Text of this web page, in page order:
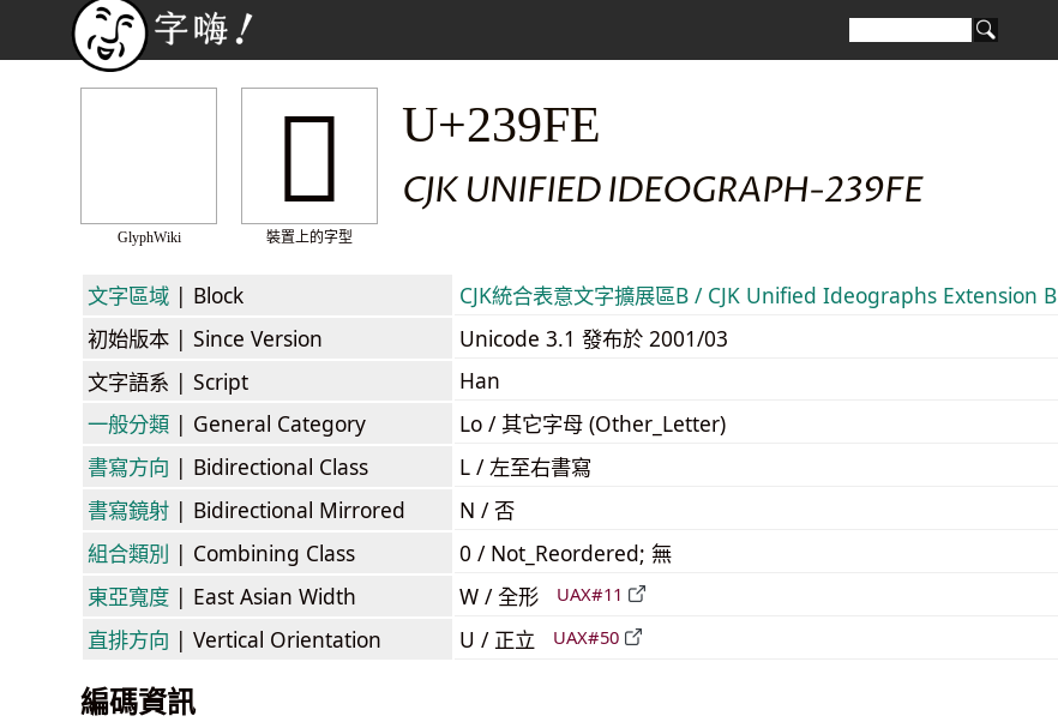
GlyphWiki
𣧾
裝置上的字型
U+239FE
CJK UNIFIED IDEOGRAPH-239FE
文字區域 | Block CJK統合表意文字擴展區B / CJK Unified Ideographs Extension B
初始版本 | Since Version
Unicode 3.1 發布於 2001/03
文字語系 | Script
Han
一般分類 | General Category
Lo / 其它字母 (Other_Letter)
書寫方向 | Bidirectional Class
L / 左至右書寫
書寫鏡射 | Bidirectional Mirrored
N / 否
組合類別 | Combining Class
0 / Not_Reordered; 無
東亞寬度 | East Asian Width W / 全形 UAX#11
直排方向 | Vertical Orientation U / 正立 UAX#50
編碼資訊